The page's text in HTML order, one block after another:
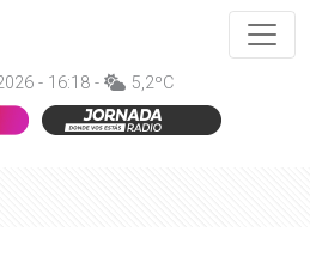
- 16:18 - 5,2ºC